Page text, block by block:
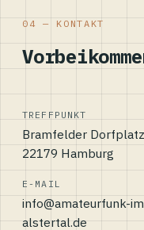
04 — KONTAKT
TREFFPUNKT
Bramfelder
22179 Hamburg
E-MAIL
info@amateurfunk-
alstertal.de